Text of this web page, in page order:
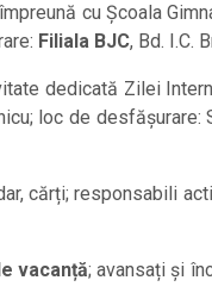
cu Școala
Filiala BJC, Bd. I.C.
dedicată Zilei
loc de desfășurare:
cărți; responsabili
vacanță; avansați și